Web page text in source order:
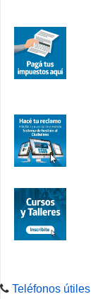
Teléfonos útiles